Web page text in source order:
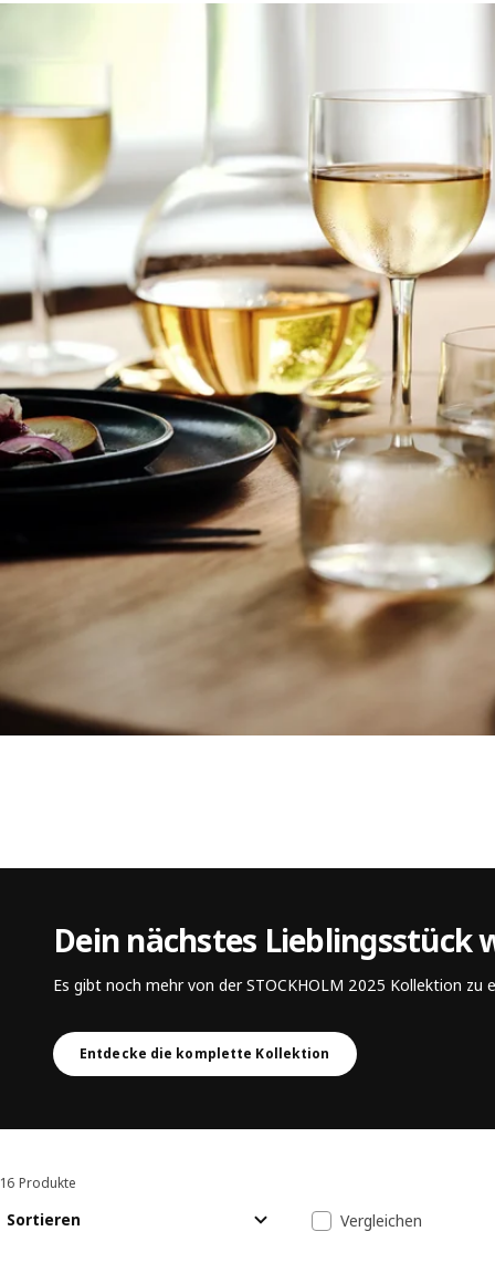
Dein nächstes Lieblingsstück
Es gibt noch mehr von der STOCKHOLM 2025 Kollektion zu
Entdecke die komplette Kollektion
Sortieren und Filtern
16 Produkte
Sortieren Liste der
Vergleichen